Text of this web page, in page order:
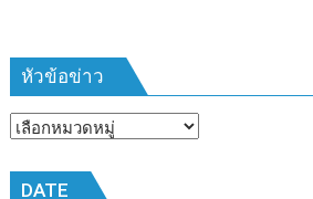
๒๕๖๙
หัวข้อข่าว
หัวข้อ
DATE